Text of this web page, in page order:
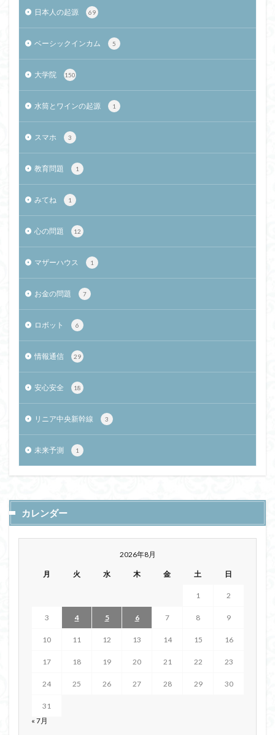
日本人の起源 69
ベーシックインカム 5
大学院 150
水筒とワインの起源 1
スマホ 3
教育問題 1
みてね 1
心の問題 12
マザーハウス 1
お金の問題 7
ロボット 6
情報通信 29
安心安全 18
リニア中央新幹線 3
未来予測 1
カレンダー
2026年8月
月 火 水 木 金 土 日
1 2
3 4 5 6 7 8 9
10 11 12 13 14 15 16
17 18 19 20 21 22 23
24 25 26 27 28 29 30
31
« 7月